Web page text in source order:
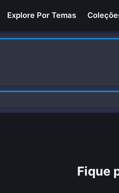
Explore Por Temas
Fique